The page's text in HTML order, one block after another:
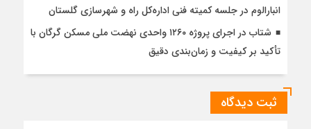
انبارالوم در جلسه کمیته فنی اداره‌کل راه و شهرسازی گلستان
شتاب در اجرای پروژه ۱۲۶۰ واحدی نهضت ملی مسکن گرگان با
تأکید بر کیفیت و زمان‌بندی دقیق
ثبت دیدگاه